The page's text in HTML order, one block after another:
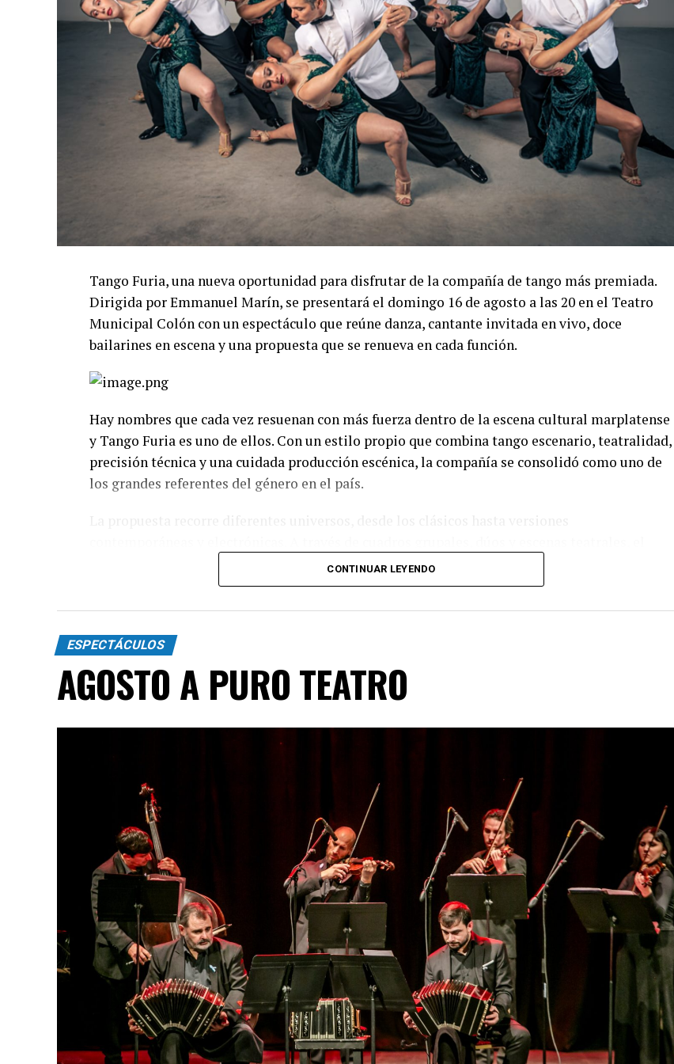
Tango Furia, una nueva oportunidad para disfrutar de la compañía de tango más premiada.
Dirigida por Emmanuel Marín, se presentará el domingo 16 de agosto a las 20 en el Teatro
Municipal Colón con un espectáculo que reúne danza, cantante invitada en vivo, doce
bailarines en escena y una propuesta que se renueva en cada función.
Hay nombres que cada vez resuenan con más fuerza dentro de la escena cultural marplatense
y Tango Furia es uno de ellos. Con un estilo propio que combina tango escenario, teatralidad,
precisión técnica y una cuidada producción escénica, la compañía se consolidó como uno de
los grandes referentes del género en el país.
espectáculo transita distintas emociones: el amor, la pasión, los encuentros, las despedidas y
toda la intensidad que caracteriza al 2x4.
diagonales, las acrobacias, los firuletes y las coreografías perfectamente sincronizadas
"Queremos que quienes todavía no conocen Tango Furia descubran por qué el tango puede
emocionar a todas las generaciones. Y que quienes ya vivieron una de nuestras funciones
tengan ganas de volver, porque cada presentación renueva la experiencia. Detrás de cada
público", expresa Emmanuel Marín.
Con más de 20 años de trayectoria, Tango Furia fue distinguida con los Premios Estrella de
Mar 2024 y 2026 como Mejor Espectáculo de Danza y con el Premio Faro de Oro 2024. Además,
Emmanuel Marín y Lola Gutiérrez Rey obtuvieron el subcampeonato en el Mundial de Tango
de Buenos Aires.
La compañía también llevó su espectáculo al exterior tras participar del Festival Mood
Indigo, en India, y realizar una gira por Europa. Además, recibió la Declaración de Interés
Cultural como Embajadores Turísticos, otorgada por el EMTURyC, y la
distinción Identidades Marplatenses por su aporte a la cultura local.
CONTINUAR LEYENDO
ESPECTÁCULOS
AGOSTO A PURO TEATRO